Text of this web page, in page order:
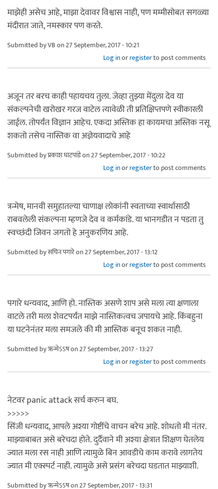
माझेही असेच आहे, माझा देवावर विश्वास नाही, पण मम्मीसोबत सगळ्या
मंदीरात जाते, नमस्कार पण करते.
Submitted byVBon 27 September, 2017 - 10:21
Log inorregisterto post comments
अजून तर बरच काही पहायचय तुला. जेव्हा तुझ्या मेंदुला देव या
संकल्पनेची खरोखर गरज वाटेल त्यावेळी ती प्रतिक्षिप्तपणे स्वीकारली
जाईल. तोपर्यंत विज्ञान आहेच. एकदा अस्तिक हा कायमचा अस्तिक नसू
शकतो तसेच नास्तिक वा अज्ञेयवादाचे आहे
Submitted byप्रकाश घाटपांडेon 27 September, 2017 - 10:22
Log inorregisterto post comments
त्रन्मेष, मानवी समुहातल्या चाणाक्ष लोकांनी स्वताच्या स्वार्थासाठी
राबवलेली संकल्पना म्हणजे देव व कर्मकांडे. या भानगडीत न पडता तु
स्वच्छंदी जिवन जगतो हे अनुकरणिय आहे.
Submitted byसचिन पगारेon 27 September, 2017 - 13:12
Log inorregisterto post comments
पगारे धन्यवाद, आणि हो. नास्तिक असणे शाप असे मला त्या क्षणाला
वाटले तरी मला शेवटपर्यंत माझे नास्तिकत्वच जपायचे आहे. किंबहुना
या घटनेनंतर मला समजले की मी आस्तिक बनूच शकत नाही.
Submitted byऋन्मेऽऽषon 27 September, 2017 - 13:27
Log inorregisterto post comments
नेटवर panic attack सर्च करुन बघ.
>>>>>
सिंजी धन्यवाद, आपले अश्या गोष्टींचे वाचन बरेच आहे. शोधतो मी नंतर.
माझ्याबाबत असे बरेचदा होते. दुर्दैवाने मी अश्या क्षेत्रात शिक्षण घेतलेय
ज्यात मला रस नाही आणि त्यामुळे बिन आवडीचे काम करावे लागतेय
ज्यात मी एक्स्पर्ट नाही. त्यामुळे असे प्रसंग बरेचदा घडतात माझ्याशी.
Submitted byऋन्मेऽऽषon 27 September, 2017 - 13:31